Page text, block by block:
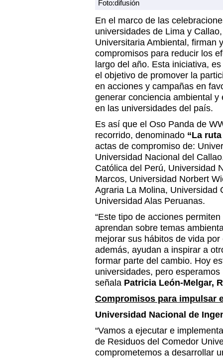
Foto:difusión
En el marco de las
universidades de Lima y
Universitaria Ambiental, firman
compromisos para reducir los
largo del año. Esta iniciativa,
el objetivo de promover la
en acciones y campañas en
generar conciencia ambiental
en las universidades del país.
Es así que el Oso Panda de
recorrido, denominado “La
actas de compromiso de:
Universidad Nacional del
Católica del Perú, Universidad
Marcos, Universidad Norbert
Agraria La Molina, Universidad
Universidad Alas Peruanas.
“Este tipo de acciones
aprendan sobre temas
mejorar sus hábitos de vida
además, ayudan a inspirar a
formar parte del cambio. Hoy
universidades, pero
señala Patricia León-Melgar,
Compromisos para impulsar
Universidad Nacional de
“Vamos a ejecutar e
de Residuos del Comedor
comprometemos a desarrollar